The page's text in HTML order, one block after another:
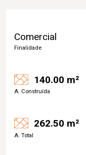
Comercial
Finalidade
140.00 m²
A. Construída
262.50 m²
A. Total